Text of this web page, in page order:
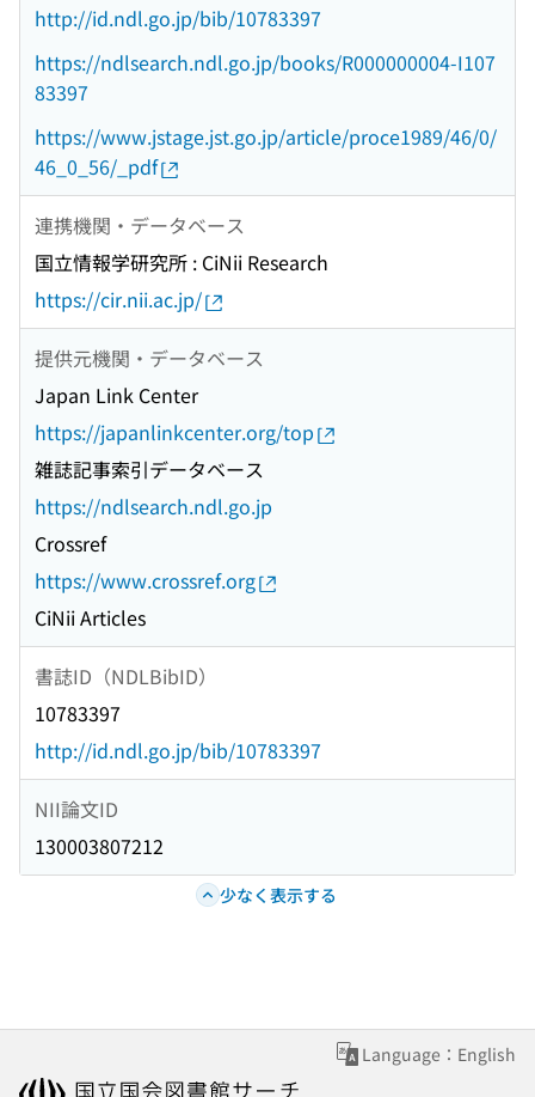
http://id.ndl.go.jp/bib/10783397
https://ndlsearch.ndl.go.jp/books/R000000004-I107
83397
https://www.jstage.jst.go.jp/article/proce1989/46/0/
46_0_56/_pdf
連携機関・データベース
国立情報学研究所 : CiNii Research
https://cir.nii.ac.jp/
提供元機関・データベース
Japan Link Center
https://japanlinkcenter.org/top
雑誌記事索引データベース
https://ndlsearch.ndl.go.jp
Crossref
https://www.crossref.org
CiNii Articles
書誌ID（NDLBibID）
10783397
http://id.ndl.go.jp/bib/10783397
NII論文ID
130003807212
少なく表示する
Language：English